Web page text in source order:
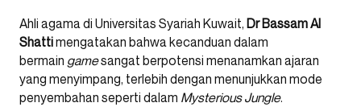
Ahli agama di Universitas Syariah Kuwait, Dr Bassam Al
Shattimengatakan bahwa kecanduan dalam
bermain gamesangat berpotensi menanamkan ajaran
yang menyimpang, terlebih dengan menunjukkan mode
penyembahan seperti dalam Mysterious Jungle.